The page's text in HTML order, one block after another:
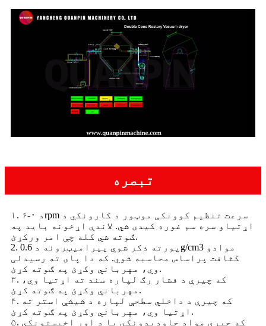
تبصره
۱. د ۰-۶rpm سرعت تنظیم کوونکی موټور د کارونکي د
اړتیاو سره سم غوره کیدی شي. لاندې اړخونه باید په
ګوته شي کله چې امر ورکړئ.
2. پورته ذکر شوي پیرامیټرونه د 0.6g/cm3 موادو
کثافت پراساس محاسبه شوي. که دا پای ته رسیدلی
وي، مهرباني وکړئ په ګوته کړئ.
۳. که چیرې د فشار رګ لپاره سند ته اړتیا وي،
مهرباني وکړئ په ګوته کړئ.
۴. که چیرې د داخلي سطحې لپاره د شیشې استر ته
اړتیا وي، مهرباني وکړئ په ګوته کړئ.
۵. که چیرې مواد چاودیدونکي یا د اور اخیستونکي